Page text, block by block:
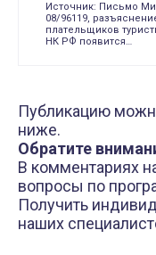
Источник: Письмо
08/96119,
плательщиков
НК РФ появится…
Публикацию
ниже.
Обратите
В комментариях
вопросы по
Получить
наших